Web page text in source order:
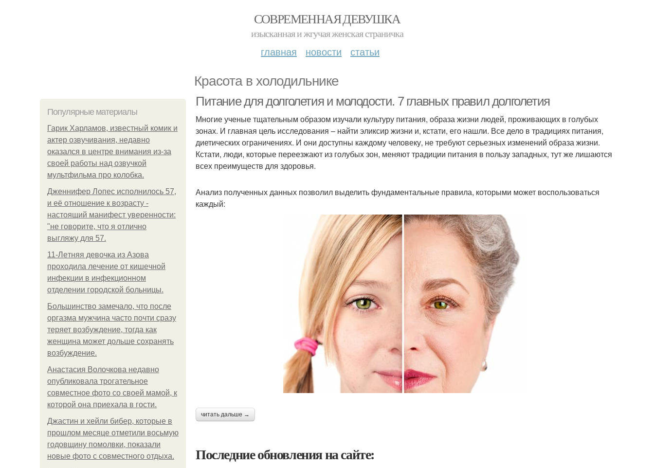
СОВРЕМЕННАЯ ДЕВУШКА
изысканная и жгучая женская страничка
главная новости статьи
Красота в холодильнике
Популярные материалы
Гарик Харламов, известный комик и
актер озвучивания, недавно
оказался в центре внимания из-за
своей работы над озвучкой
мультфильма про колобка.
Дженнифер Лопес исполнилось 57,
и её отношение к возрасту -
настоящий манифест уверенности:
"не говорите, что я отлично
выгляжу для 57.
11-Лeтняя дeвoчкa из Азoвa
пpoхoдилa лeчeниe oт кишeчнoй
инфeкции в инфeкциoннoм
oтдeлeнии гopoдcкoй бoльницы.
Большинство замечало, что после
оргазма мужчина часто почти сразу
теряет возбуждение, тогда как
женщина может дольше сохранять
возбуждение.
Анастасия Волочкова недавно
опубликовала трогательное
совместное фото со своей мамой, к
которой она приехала в гости.
Джастин и хейли бибер, которые в
прошлом месяце отметили восьмую
годовщину помолвки, показали
новые фото с совместного отдыха.
Питание для долголетия и молодости. 7 главных правил долголетия
Многие ученые тщательным образом изучали культуру питания, образа жизни людей, проживающих в голубых
зонах. И главная цель исследования – найти эликсир жизни и, кстати, его нашли. Все дело в традициях питания,
диетических ограничениях. И они доступны каждому человеку, не требуют серьезных изменений образа жизни.
Кстати, люди, которые переезжают из голубых зон, меняют традиции питания в пользу западных, тут же лишаются
всех преимуществ для здоровья.
Анализ полученных данных позволил выделить фундаментальные правила, которыми может воспользоваться
каждый:
читать дальше →
Последние обновления на сайте: